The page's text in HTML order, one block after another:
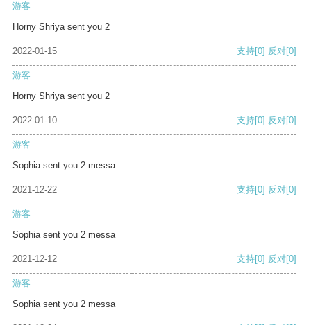
游客
Horny Shriya sent you 2
2022-01-15 支持[0] 反对[0]
游客
Horny Shriya sent you 2
2022-01-10 支持[0] 反对[0]
游客
Sophia sent you 2 messa
2021-12-22 支持[0] 反对[0]
游客
Sophia sent you 2 messa
2021-12-12 支持[0] 反对[0]
游客
Sophia sent you 2 messa